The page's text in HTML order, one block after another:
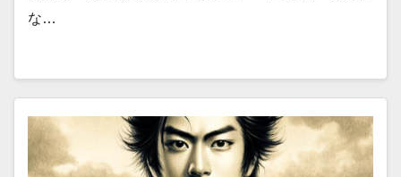
な…